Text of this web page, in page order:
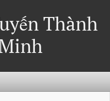
Thành